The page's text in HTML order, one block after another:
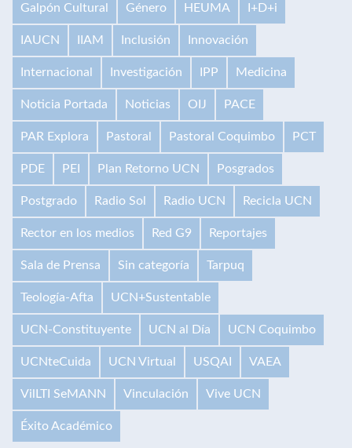
Galpón Cultural Género HEUMA I+D+i
IAUCN IIAM Inclusión Innovación
Internacional Investigación IPP Medicina
Noticia Portada Noticias OIJ PACE
PAR Explora Pastoral Pastoral Coquimbo PCT
PDE PEI Plan Retorno UCN Posgrados
Postgrado Radio Sol Radio UCN Recicla UCN
Rector en los medios Red G9 Reportajes
Sala de Prensa Sin categoría Tarpuq
Teología-Afta UCN+Sustentable
UCN-Constituyente UCN al Día UCN Coquimbo
UCNteCuida UCN Virtual USQAI VAEA
VilLTI SeMANN Vinculación Vive UCN
Éxito Académico